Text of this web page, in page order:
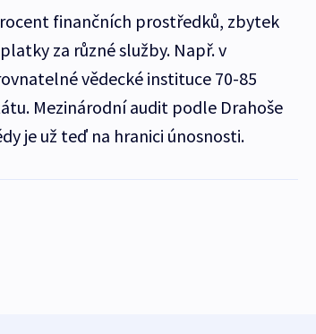
finančních prostředků, zbytek
za různé služby. Např. v
vědecké instituce 70-85
Mezinárodní audit podle Drahoše
je už teď na hranici únosnosti.